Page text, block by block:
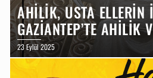
AHİLİK, USTA ELLERİN
GAZİANTEP’TE AHİLİK
MESLEKLER –
KİŞİSEL FOTOĞRAF
23 Eylül 2025